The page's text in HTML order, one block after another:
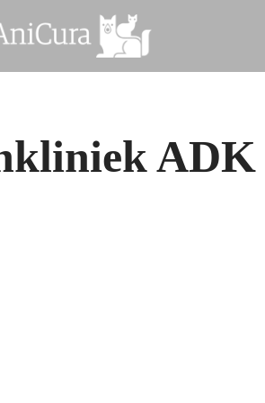
ADK